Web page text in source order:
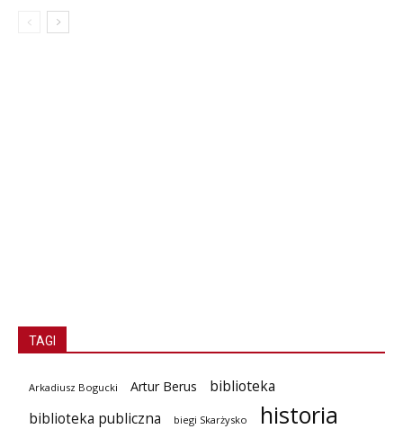
TAGI
Arkadiusz Bogucki Artur Berus
biblioteka
biblioteka publiczna
biegi Skarżysko historia